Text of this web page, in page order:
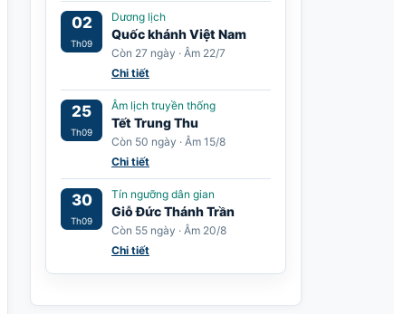
02
Th09
Dương lịch
Quốc khánh Việt Nam
Còn 27 ngày · Âm 22/7
Chi tiết
25
Th09
Âm lịch truyền thống
Tết Trung Thu
Còn 50 ngày · Âm 15/8
Chi tiết
30
Th09
Tín ngưỡng dân gian
Giỗ Đức Thánh Trần
Còn 55 ngày · Âm 20/8
Chi tiết